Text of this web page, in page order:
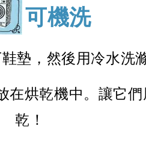
可機洗
墊，然後用冷水洗滌
在烘乾機中。讓它們
乾！